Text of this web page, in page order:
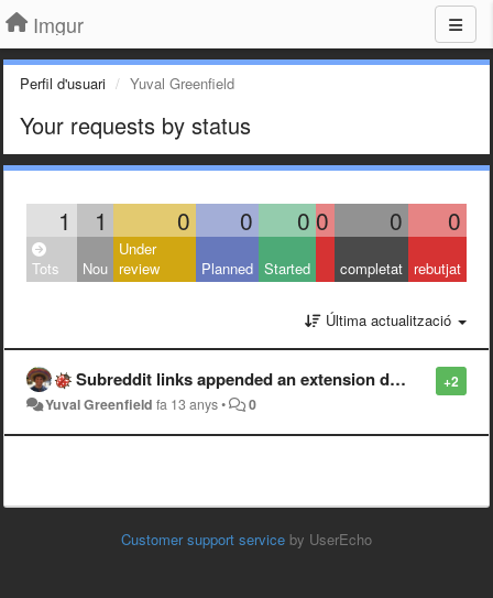
Imgur
Perfil d'usuari Yuval Greenfield
Your requests by status
1 1 0 0 0 0 0 0
Tots Nou
Under
review
Planned Started completat rebutjat
Última actualització
+2
Subreddit links appended an extension don't work.
Yuval Greenfield fa 13 anys• 0
Customer support service by UserEcho